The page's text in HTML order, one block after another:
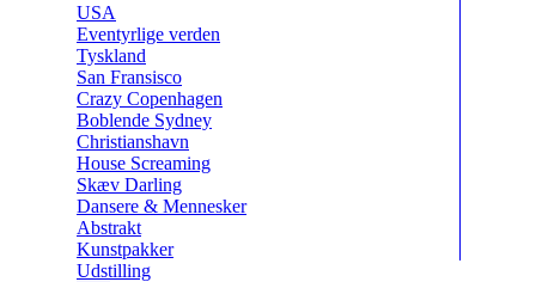
USA
Eventyrlige verden
Tyskland
San Fransisco
Crazy Copenhagen
Boblende Sydney
Christianshavn
House Screaming
Skæv Darling
Dansere & Mennesker
Abstrakt
Kunstpakker
Udstilling